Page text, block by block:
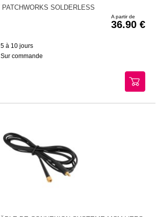
SOLDERLESS
A partir de
36.90
5 à 10 jours
Sur commande